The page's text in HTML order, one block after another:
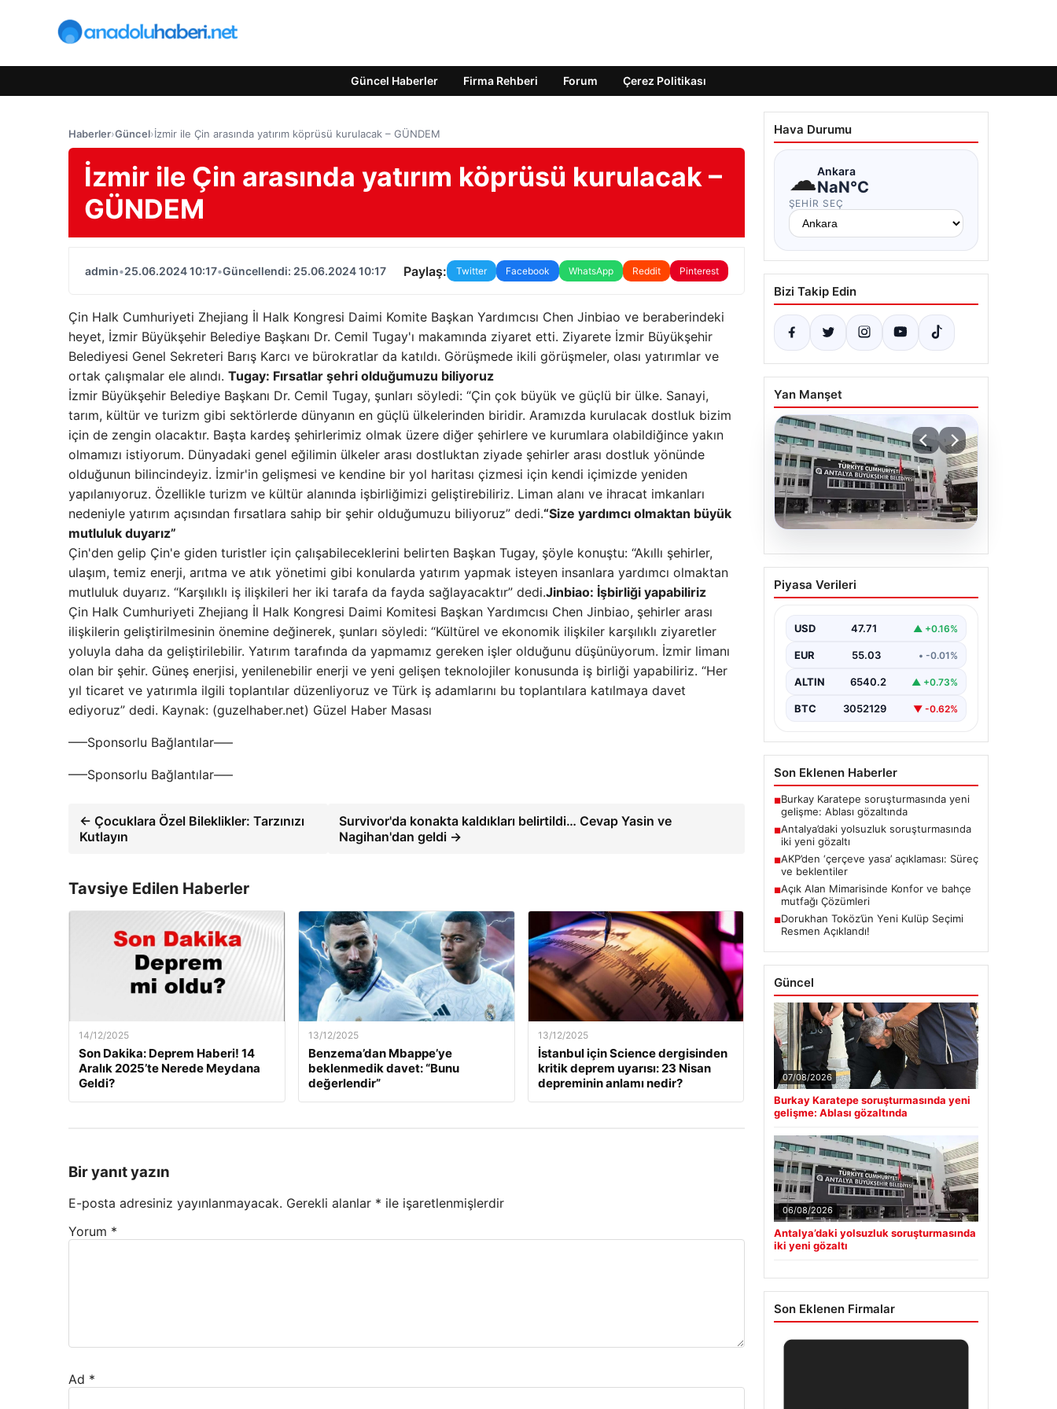
Güncel Haberler Firma Rehberi Forum Çerez Politikası
Haberler›Güncel›İzmir ile Çin arasında yatırım köprüsü kurulacak – GÜNDEM
İzmir ile Çin arasında yatırım köprüsü kurulacak –
GÜNDEM
admin•25.06.2024 10:17•Güncellendi: 25.06.2024 10:17 Paylaş: Twitter Facebook WhatsApp Reddit Pinterest
Çin Halk Cumhuriyeti Zhejiang İl Halk Kongresi Daimi Komite Başkan Yardımcısı Chen Jinbiao ve beraberindeki
heyet, İzmir Büyükşehir Belediye Başkanı Dr. Cemil Tugay'ı makamında ziyaret etti. Ziyarete İzmir Büyükşehir
Belediyesi Genel Sekreteri Barış Karcı ve bürokratlar da katıldı. Görüşmede ikili görüşmeler, olası yatırımlar ve
ortak çalışmalar ele alındı. Tugay: Fırsatlar şehri olduğumuzu biliyoruz
İzmir Büyükşehir Belediye Başkanı Dr. Cemil Tugay, şunları söyledi: “Çin çok büyük ve güçlü bir ülke. Sanayi,
tarım, kültür ve turizm gibi sektörlerde dünyanın en güçlü ülkelerinden biridir. Aramızda kurulacak dostluk bizim
için de zengin olacaktır. Başta kardeş şehirlerimiz olmak üzere diğer şehirlere ve kurumlara olabildiğince yakın
olmamızı istiyorum. Dünyadaki genel eğilimin ülkeler arası dostluktan ziyade şehirler arası dostluk yönünde
olduğunun bilincindeyiz. İzmir'in gelişmesi ve kendine bir yol haritası çizmesi için kendi içimizde yeniden
yapılanıyoruz. Özellikle turizm ve kültür alanında işbirliğimizi geliştirebiliriz. Liman alanı ve ihracat imkanları
nedeniyle yatırım açısından fırsatlara sahip bir şehir olduğumuzu biliyoruz” dedi.“Size yardımcı olmaktan büyük
mutluluk duyarız”
Çin'den gelip Çin'e giden turistler için çalışabileceklerini belirten Başkan Tugay, şöyle konuştu: “Akıllı şehirler,
ulaşım, temiz enerji, arıtma ve atık yönetimi gibi konularda yatırım yapmak isteyen insanlara yardımcı olmaktan
mutluluk duyarız. “Karşılıklı iş ilişkileri her iki tarafa da fayda sağlayacaktır” dedi.Jinbiao: İşbirliği yapabiliriz
Çin Halk Cumhuriyeti Zhejiang İl Halk Kongresi Daimi Komitesi Başkan Yardımcısı Chen Jinbiao, şehirler arası
ilişkilerin geliştirilmesinin önemine değinerek, şunları söyledi: “Kültürel ve ekonomik ilişkiler karşılıklı ziyaretler
yoluyla daha da geliştirilebilir. Yatırım tarafında da yapmamız gereken işler olduğunu düşünüyorum. İzmir limanı
olan bir şehir. Güneş enerjisi, yenilenebilir enerji ve yeni gelişen teknolojiler konusunda iş birliği yapabiliriz. “Her
yıl ticaret ve yatırımla ilgili toplantılar düzenliyoruz ve Türk iş adamlarını bu toplantılara katılmaya davet
ediyoruz” dedi. Kaynak: (guzelhaber.net) Güzel Haber Masası
—–Sponsorlu Bağlantılar—–
—–Sponsorlu Bağlantılar—–
← Çocuklara Özel Bileklikler: Tarzınızı
Kutlayın
Survivor'da konakta kaldıkları belirtildi… Cevap Yasin ve
Nagihan'dan geldi →
Tavsiye Edilen Haberler
14/12/2025
Son Dakika: Deprem Haberi! 14
Aralık 2025’te Nerede Meydana
Geldi?
13/12/2025
Benzema’dan Mbappe’ye
beklenmedik davet: “Bunu
değerlendir”
13/12/2025
İstanbul için Science dergisinden
kritik deprem uyarısı: 23 Nisan
depreminin anlamı nedir?
Bir yanıt yazın
E-posta adresiniz yayınlanmayacak. Gerekli alanlar * ile işaretlenmişlerdir
Yorum *
Ad *
Hava Durumu
☁Ankara
NaN°C
ŞEHIR SEÇ
Bizi Takip Edin
Yan Manşet
06.08.2026
Antalya’daki yolsuzluk
soruşturmasında iki yeni
Piyasa Verileri
USD 47.71 ▲ +0.16%
EUR 55.03 • -0.01%
ALTIN 6540.2 ▲ +0.73%
BTC 3052129 ▼ -0.62%
Son Eklenen Haberler
■Burkay Karatepe soruşturmasında yeni
gelişme: Ablası gözaltında
■Antalya’daki yolsuzluk soruşturmasında
iki yeni gözaltı
■AKP’den ‘çerçeve yasa’ açıklaması: Süreç
ve beklentiler
■Açık Alan Mimarisinde Konfor ve bahçe
mutfağı Çözümleri
■Dorukhan Toköz’ün Yeni Kulüp Seçimi
Resmen Açıklandı!
Güncel
07/08/2026
Burkay Karatepe soruşturmasında yeni
gelişme: Ablası gözaltında
06/08/2026
Antalya’daki yolsuzluk soruşturmasında
iki yeni gözaltı
Son Eklenen Firmalar